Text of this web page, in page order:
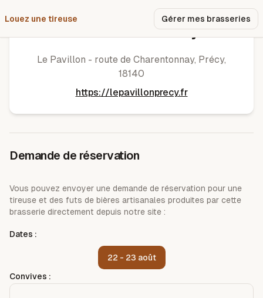
Louez une tireuse Gérer mes brasseries
Le Pavillon de Précy
Le Pavillon - route de Charentonnay, Précy,
18140
https://lepavillonprecy.fr
Demande de réservation
Vous pouvez envoyer une demande de réservation pour une
tireuse et des futs de bières artisanales produites par cette
brasserie directement depuis notre site :
Dates :
22 - 23 août
Convives :